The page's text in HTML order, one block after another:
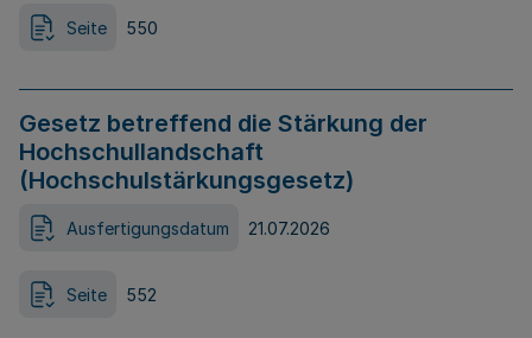
Seite 550
Gesetz betreffend die Stärkung der
Hochschullandschaft
(Hochschulstärkungsgesetz)
Ausfertigungsdatum 21.07.2026
Seite 552